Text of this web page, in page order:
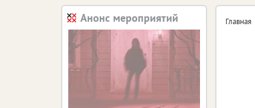
Главная
Анонс мероприятий